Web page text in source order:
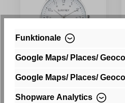
Funktionale
Google Maps/ Places/
Google Maps/ Places/
Shopware Analytics